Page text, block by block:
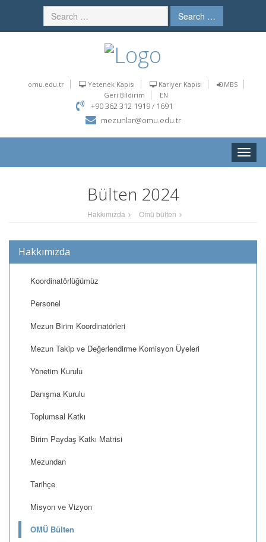
Search …
omu.edu.tr Yetenek Kapısı Kariyer Kapısı
MBS
Geri Bildirim
EN
+90 362 312 1919 / 1691
mezunlar@omu.edu.tr
Toggle
Bülten 2024
Hakkımızda Omü bülten
Hakkımızda
Koordinatörlüğümüz
Personel
Mezun Birim Koordinatörleri
Mezun Takip ve Değerlendirme Komisyon Üyeleri
Yönetim Kurulu
Danışma Kurulu
Toplumsal Katkı
Birim Paydaş Katkı Matrisi
Mezundan
Tarihçe
Misyon ve Vizyon
OMÜ Bülten